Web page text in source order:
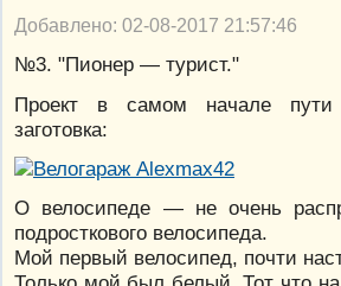
Добавлено: 02-08-2017 21:57:46
№3. "Пионер — турист."
Проект в самом начале
заготовка:
О велосипеде — не очень
подросткового велосипеда.
Мой первый велосипед, почти